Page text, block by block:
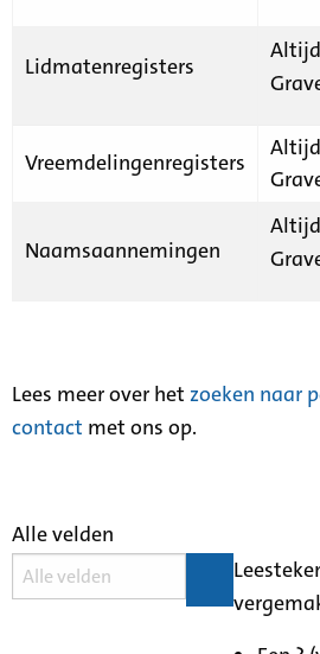
Lidmatenregisters
Vreemdelingenregisters
Naamsaannemingen
Lees meer over het zoeken naar
contact met ons op.
Alle velden